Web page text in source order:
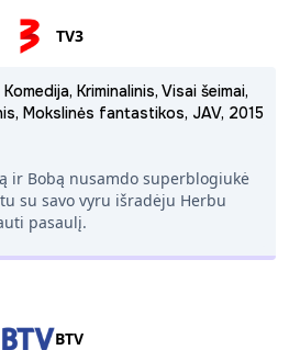
TV3
Kriminalinis, Visai šeimai,
Mokslinės fantastikos, JAV, 2015
ir Bobą nusamdo superblogiukė
su savo vyru išradėju Herbu
pasaulį.
BTV